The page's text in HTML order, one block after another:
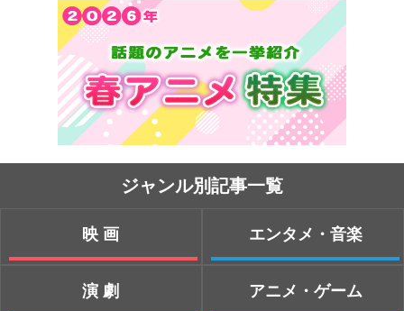
ジャンル別記事一覧
映画
演劇
エンタメ・音楽
アニメ・ゲーム